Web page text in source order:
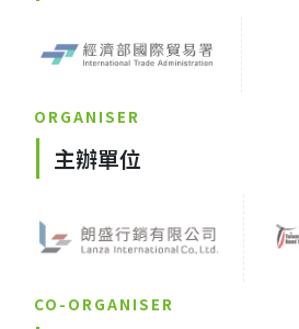
ORGANISER
主辦單位
CO-ORGANISER